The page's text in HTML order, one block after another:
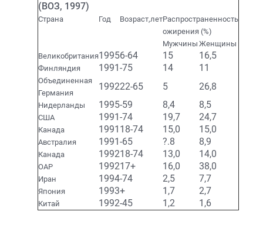
(ВОЗ, 1997)
Страна Год Возраст,летРаспространенность
ожирения (%)
Мужчины Женщины
Великобритания19956-64 15 16,5
Финляндия 1991-75 14 11
Объединенная
Германия
199222-65 5 26,8
Нидерланды 1995-59 8,4 8,5
США 1991-74 19,7 24,7
Канада 1991 18-74 15,0 15,0
Австралия 1991-65 ?.8 8,9
Канада 199218-74 13,0 14,0
ОАР 199217+ 16,0 38,0
Иран 1994-74 2,5 7,7
Япония 1993+ 1,7 2,7
Китай 1992-45 1,2 1,6